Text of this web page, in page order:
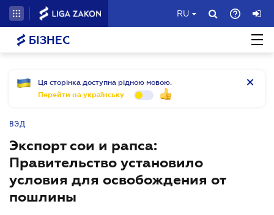
RU
БІЗНЕС
Ця сторінка доступна рідною мовою.
Перейти на українську
ВЭД
Экспорт сои и рапса:
Правительство установило
условия для освобождения от
пошлины